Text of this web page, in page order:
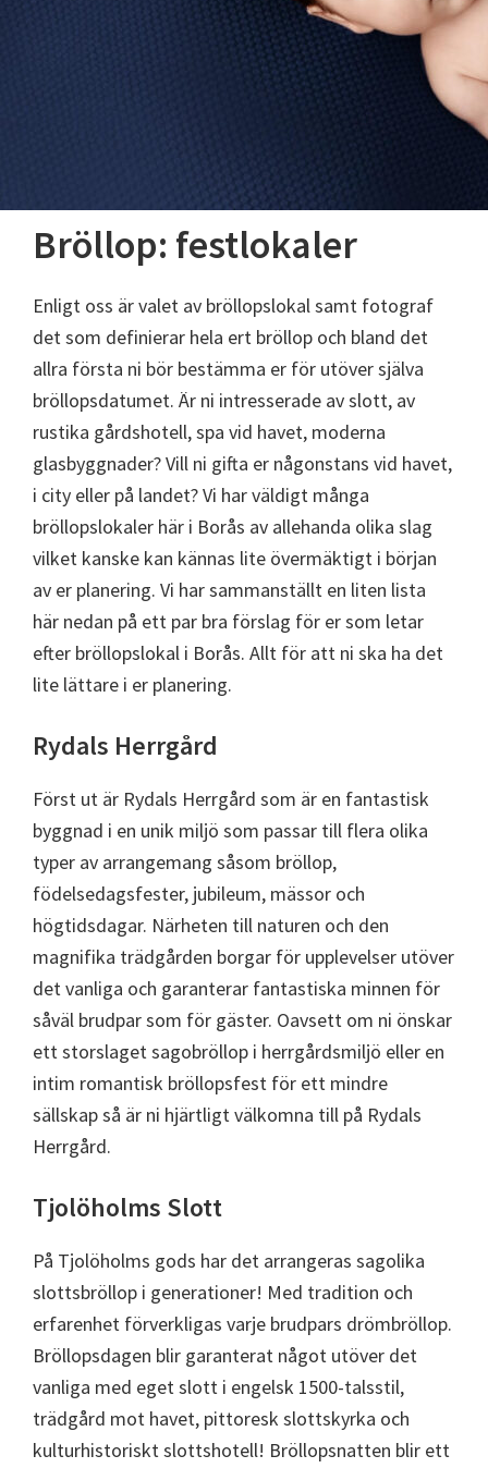
Bröllop: festlokaler
Enligt oss är valet av bröllopslokal samt fotograf
det som definierar hela ert bröllop och bland det
allra första ni bör bestämma er för utöver själva
bröllopsdatumet. Är ni intresserade av slott, av
rustika gårdshotell, spa vid havet, moderna
glasbyggnader? Vill ni gifta er någonstans vid havet,
i city eller på landet? Vi har väldigt många
bröllopslokaler här i Borås av allehanda olika slag
vilket kanske kan kännas lite övermäktigt i början
av er planering. Vi har sammanställt en liten lista
här nedan på ett par bra förslag för er som letar
efter bröllopslokal i Borås. Allt för att ni ska ha det
lite lättare i er planering.
Rydals Herrgård
Först ut är Rydals Herrgård som är en fantastisk
byggnad i en unik miljö som passar till flera olika
typer av arrangemang såsom bröllop,
födelsedagsfester, jubileum, mässor och
högtidsdagar. Närheten till naturen och den
magnifika trädgården borgar för upplevelser utöver
det vanliga och garanterar fantastiska minnen för
såväl brudpar som för gäster. Oavsett om ni önskar
ett storslaget sagobröllop i herrgårdsmiljö eller en
intim romantisk bröllopsfest för ett mindre
sällskap så är ni hjärtligt välkomna till på Rydals
Herrgård.
Tjolöholms Slott
På Tjolöholms gods har det arrangeras sagolika
slottsbröllop i generationer! Med tradition och
erfarenhet förverkligas varje brudpars drömbröllop.
Bröllopsdagen blir garanterat något utöver det
vanliga med eget slott i engelsk 1500-talsstil,
trädgård mot havet, pittoresk slottskyrka och
kulturhistoriskt slottshotell! Bröllopsnatten blir ett